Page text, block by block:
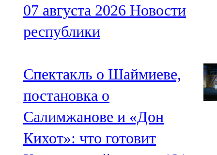
07 августа 2026 Новости
республики
Спектакль о Шаймиеве,
постановка о
Салимжанове и «Дон
Кихот»: что готовит